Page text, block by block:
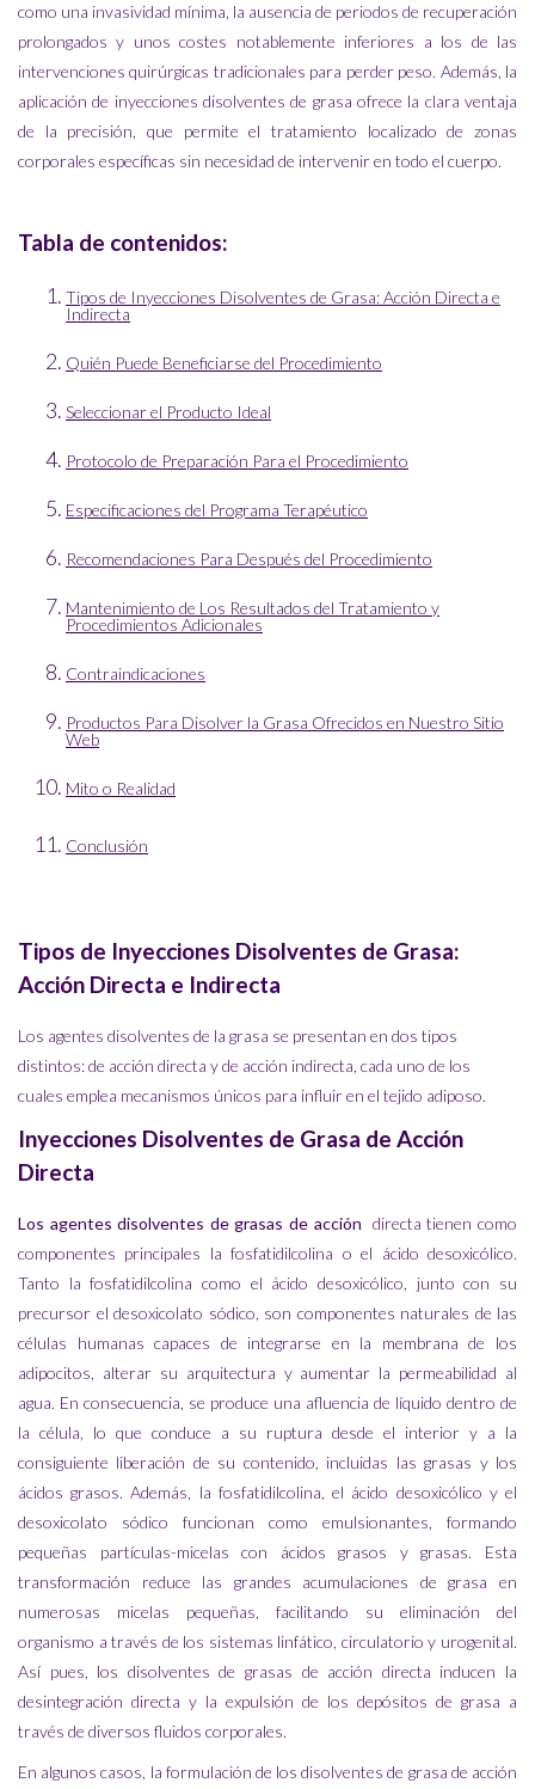
como una invasividad mínima, la ausencia de periodos de recuperación
prolongados y unos costes notablemente inferiores a los de las
intervenciones quirúrgicas tradicionales para perder peso. Además, la
aplicación de inyecciones disolventes de grasa ofrece la clara ventaja
de la precisión, que permite el tratamiento localizado de zonas
corporales específicas sin necesidad de intervenir en todo el cuerpo.
Tabla de contenidos:
Tipos de Inyecciones Disolventes de Grasa: Acción Directa e
Indirecta
Quién Puede Beneficiarse del Procedimiento
Seleccionar el Producto Ideal
Protocolo de Preparación Para el Procedimiento
Especificaciones del Programa Terapéutico
Recomendaciones Para Después del Procedimiento
Mantenimiento de Los Resultados del Tratamiento y
Procedimientos Adicionales
Contraindicaciones
Productos Para Disolver la Grasa Ofrecidos en Nuestro Sitio
Web
Mito o Realidad
Conclusión
Tipos de Inyecciones Disolventes de Grasa:
Acción Directa e Indirecta
Los agentes disolventes de la grasa se presentan en dos tipos
distintos: de acción directa y de acción indirecta, cada uno de los
cuales emplea mecanismos únicos para influir en el tejido adiposo.
Inyecciones Disolventes de Grasa de Acción
Directa
Los agentes disolventes de grasas de acción directa tienen como
componentes principales la fosfatidilcolina o el ácido desoxicólico.
Tanto la fosfatidilcolina como el ácido desoxicólico, junto con su
precursor el desoxicolato sódico, son componentes naturales de las
células humanas capaces de integrarse en la membrana de los
adipocitos, alterar su arquitectura y aumentar la permeabilidad al
agua. En consecuencia, se produce una afluencia de líquido dentro de
la célula, lo que conduce a su ruptura desde el interior y a la
consiguiente liberación de su contenido, incluidas las grasas y los
ácidos grasos. Además, la fosfatidilcolina, el ácido desoxicólico y el
desoxicolato sódico funcionan como emulsionantes, formando
pequeñas partículas-micelas con ácidos grasos y grasas. Esta
transformación reduce las grandes acumulaciones de grasa en
numerosas micelas pequeñas, facilitando su eliminación del
organismo a través de los sistemas linfático, circulatorio y urogenital.
Así pues, los disolventes de grasas de acción directa inducen la
desintegración directa y la expulsión de los depósitos de grasa a
través de diversos fluidos corporales.
En algunos casos, la formulación de los disolventes de grasa de acción